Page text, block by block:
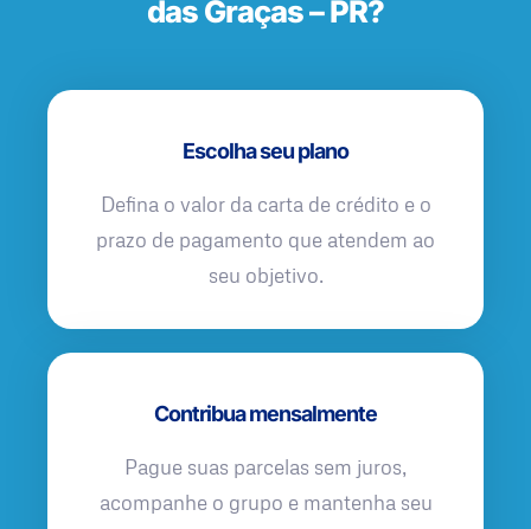
das Graças – PR?
Escolha seu plano
Defina o valor da carta de crédito e o
prazo de pagamento que atendem ao
seu objetivo.
Contribua mensalmente
Pague suas parcelas sem juros,
acompanhe o grupo e mantenha seu